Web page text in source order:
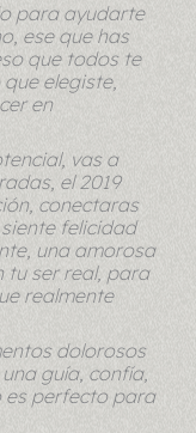
para ayudarte
ese que has
que todos te
elegiste,
en
vas a
el 2019
conectaras
felicidad
una amorosa
tu ser real, para
realmente
dolorosos
guía, confía,
es perfecto para